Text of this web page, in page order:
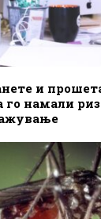
и
намали